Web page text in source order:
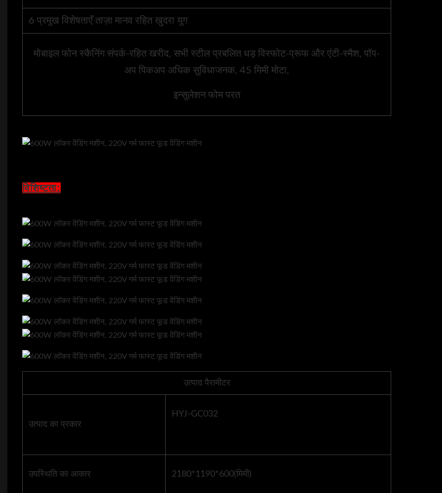
6 प्रमुख विशेषताएँ ताज़ा मानव रहित खुदरा युग
मोबाइल फोन स्कैनिंग संपर्क-रहित खरीद, सभी स्टील प्रबलित धड़ विस्फोट-प्रूफ और एंटी-स्मैश, पॉप-
अप पिकअप अधिक सुविधाजनक, 45 मिमी मोटा,
इन्सुलेशन फोम परत
विशिष्टता:
उत्पाद पैरामीटर
उत्पाद का प्रकार
HYJ-GC032
उपस्थिति का आकार 2180*1190*600(मिमी)